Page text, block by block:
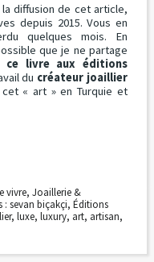
diffusion de cet article,
depuis 2015. Vous en
quelques mois. En
que je ne partage
ce livre aux éditions
du créateur joaillier
« art » en Turquie et
vivre, Joaillerie &
:sevan biçakçi,Éditions
, luxe, luxury, art, artisan,